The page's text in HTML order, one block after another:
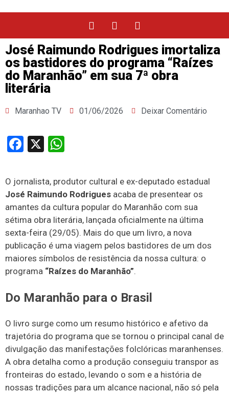
José Raimundo Rodrigues imortaliza
os bastidores do programa “Raízes
do Maranhão” em sua 7ª obra
literária
Maranhao TV 01/06/2026 Deixar Comentário
Facebook
X
O jornalista, produtor cultural e ex-deputado estadual
José Raimundo Rodrigues acaba de presentear os
amantes da cultura popular do Maranhão com sua
sétima obra literária, lançada oficialmente na última
sexta-feira (29/05). Mais do que um livro, a nova
publicação é uma viagem pelos bastidores de um dos
maiores símbolos de resistência da nossa cultura: o
programa “Raízes do Maranhão”.
​Do Maranhão para o Brasil
​O livro surge como um resumo histórico e afetivo da
trajetória do programa que se tornou o principal canal de
divulgação das manifestações folclóricas maranhenses.
A obra detalha como a produção conseguiu transpor as
fronteiras do estado, levando o som e a história de
nossas tradições para um alcance nacional, não só pela